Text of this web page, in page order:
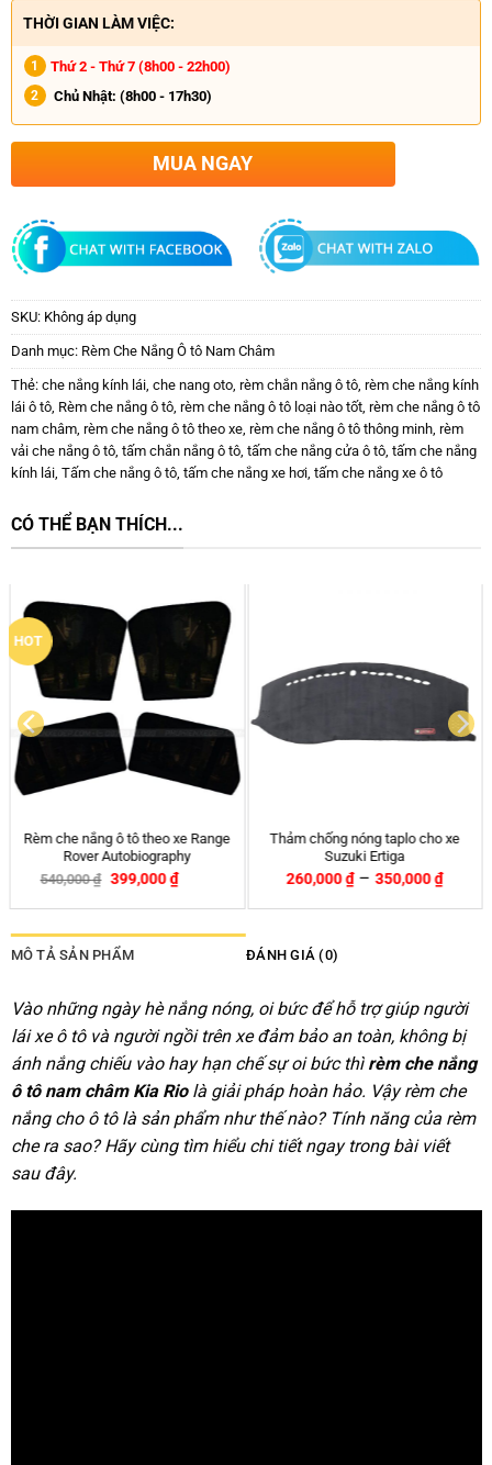
THỜI GIAN LÀM VIỆC:
Thứ 2 - Thứ 7 (8h00 - 22h00)
Chủ Nhật: (8h00 - 17h30)
MUA NGAY
SKU: Không áp dụng
Danh mục: Rèm Che Nắng Ô tô Nam Châm
Thẻ: che nắng kính lái, che nang oto, rèm chắn nắng ô tô, rèm che nắng kính
lái ô tô, Rèm che nắng ô tô, rèm che nắng ô tô loại nào tốt, rèm che nắng ô tô
nam châm, rèm che nắng ô tô theo xe, rèm che nắng ô tô thông minh, rèm
vải che nắng ô tô, tấm chắn nắng ô tô, tấm che nắng cửa ô tô, tấm che nắng
kính lái, Tấm che nắng ô tô, tấm che nắng xe hơi, tấm che nắng xe ô tô
CÓ THỂ BẠN THÍCH...
Thảm chống nóng taplo cho xe
HONDA CRV
260,000₫ – 350,000
Rèm che nắng ô tô nam châm Kia
Spectra – Chính hãng APA
540,000₫ 399,000₫ -26%
MÔ TẢ SẢN PHẨM ĐÁNH GIÁ (0)
Vào những ngày hè nắng nóng, oi bức để hỗ trợ giúp người
lái xe ô tô và người ngồi trên xe đảm bảo an toàn, không bị
ánh nắng chiếu vào hay hạn chế sự oi bức thì rèm che nắng
ô tô nam châm Kia Riolà giải pháp hoàn hảo. Vậy rèm che
nắng cho ô tô là sản phẩm như thế nào? Tính năng của rèm
che ra sao? Hãy cùng tìm hiểu chi tiết ngay trong bài viết
sau đây.